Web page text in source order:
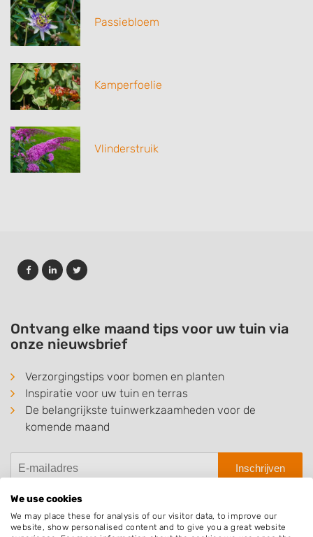
Passiebloem
Kamperfoelie
Vlinderstruik
Ontvang elke maand tips voor uw tuin via
onze nieuwsbrief
Verzorgingstips voor bomen en planten
Inspiratie voor uw tuin en terras
De belangrijkste tuinwerkzaamheden voor de
komende maand
Inschrijven
We use cookies
We may place these for analysis of our visitor data, to improve our
website, show personalised content and to give you a great website